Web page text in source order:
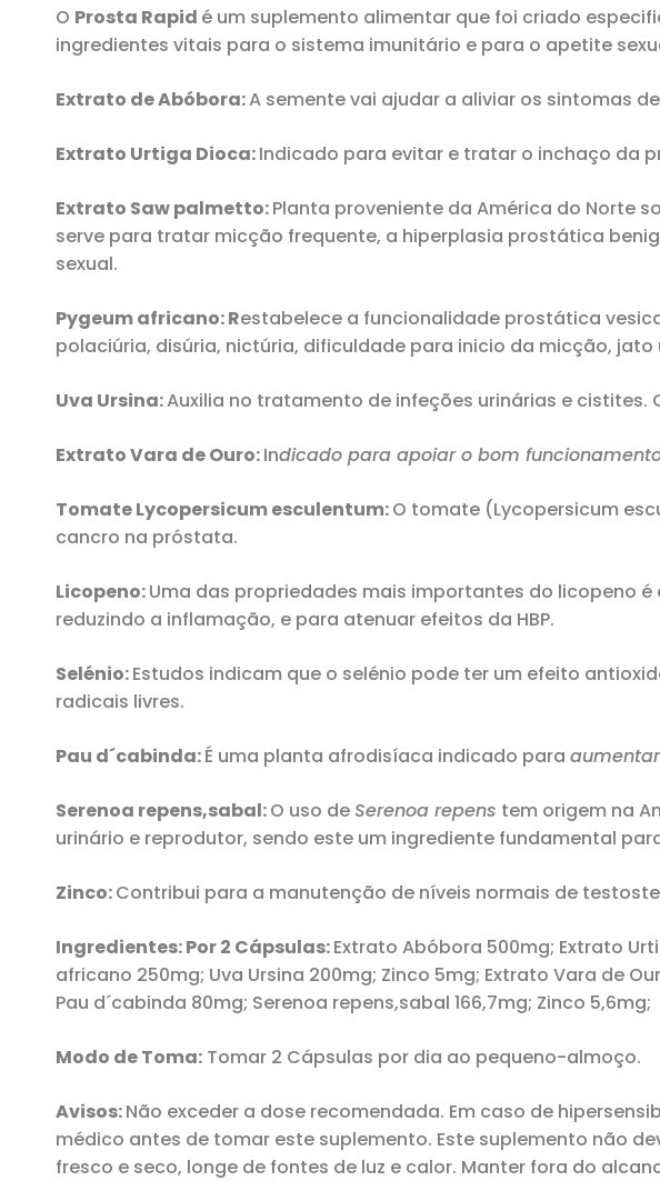
O Prosta Rapid é um suplemento alimentar que foi criado
ingredientes vitais para o sistema imunitário e para o apetite
Extrato de Abóbora:A semente vai ajudar a aliviar os sintomas
Extrato Urtiga Dioca:Indicado para evitar e tratar o inchaço da
Extrato Saw palmetto:Planta proveniente da América do Norte
serve para tratar micção frequente, a hiperplasia prostática
sexual.
Pygeum africano: Restabelece a funcionalidade prostática
polaciúria, disúria, nictúria, dificuldade para inicio da micção,
Uva Ursina:Auxilia no tratamento de infeções urinárias e
Extrato Vara de Ouro:Indicado para apoiar o bom
Tomate Lycopersicum esculentum:O tomate (Lycopersicum
cancro na próstata.
Licopeno:Uma das propriedades mais importantes do licopeno
reduzindo a inflamação, e para atenuar efeitos da HBP.
Selénio:Estudos indicam que o selénio pode ter um efeito
radicais livres.
Pau d´cabinda:É uma planta afrodisíaca indicado para
Serenoa repens,sabal:O uso de Serenoa repens tem origem na
urinário e reprodutor, sendo este um ingrediente fundamental
Zinco:Contribui para a manutenção de níveis normais de
Ingredientes: Por 2 Cápsulas:Extrato Abóbora 500mg; Extrato
africano 250mg; Uva Ursina 200mg; Zinco 5mg; Extrato Vara de
Pau d´cabinda 80mg; Serenoa repens,sabal 166,7mg; Zinco 5,6mg;
Modo de Toma: Tomar 2 Cápsulas por dia ao pequeno-almoço.
Avisos:Não exceder a dose recomendada. Em caso de
médico antes de tomar este suplemento. Este suplemento não
fresco e seco, longe de fontes de luz e calor. Manter fora do